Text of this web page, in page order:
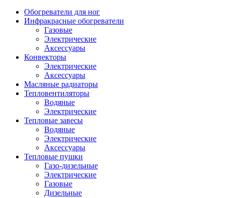
Обогреватели для ног
Инфракрасные обогреватели
Газовые
Электрические
Аксессуары
Конвекторы
Электрические
Аксессуары
Масляные радиаторы
Тепловентиляторы
Водяные
Электрические
Тепловые завесы
Водяные
Электрические
Аксессуары
Тепловые пушки
Газо-дизельные
Электрические
Газовые
Дизельные